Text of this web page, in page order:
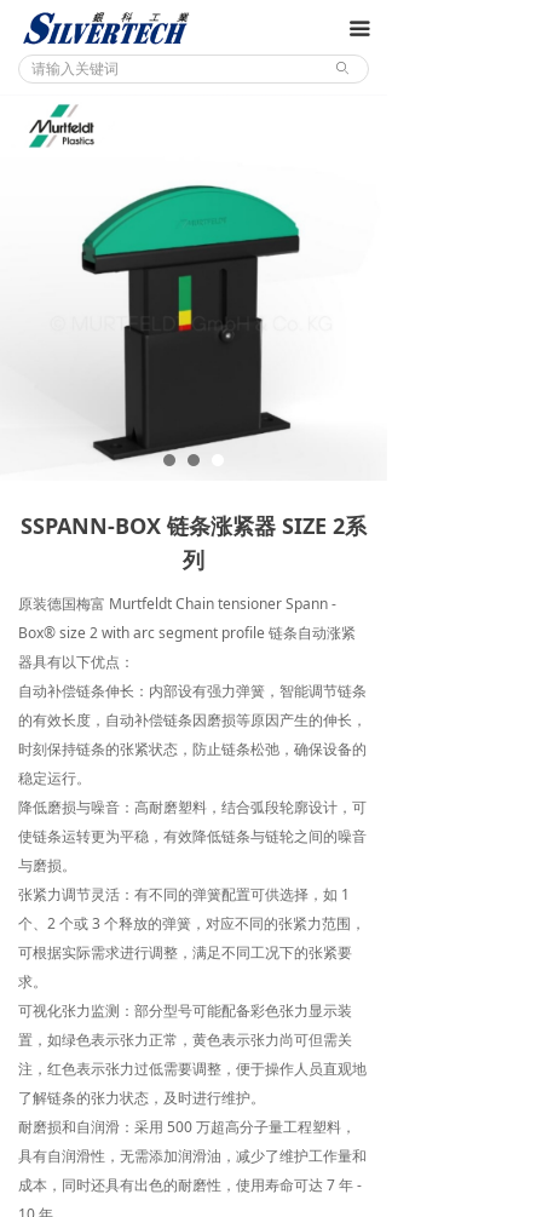
끀
ꄙ
SSPANN-BOX 链条涨紧器 SIZE 2系
列
原装德国梅富 Murtfeldt Chain tensioner Spann -
Box® size 2 with arc segment profile 链条自动涨紧
器具有以下优点：
自动补偿链条伸长：内部设有强力弹簧，智能调节链条
的有效长度，自动补偿链条因磨损等原因产生的伸长，
时刻保持链条的张紧状态，防止链条松弛，确保设备的
稳定运行。
降低磨损与噪音：高耐磨塑料，结合弧段轮廓设计，可
使链条运转更为平稳，有效降低链条与链轮之间的噪音
与磨损。
张紧力调节灵活：有不同的弹簧配置可供选择，如 1
个、2 个或 3 个释放的弹簧，对应不同的张紧力范围，
可根据实际需求进行调整，满足不同工况下的张紧要
求。
可视化张力监测：部分型号可能配备彩色张力显示装
置，如绿色表示张力正常，黄色表示张力尚可但需关
注，红色表示张力过低需要调整，便于操作人员直观地
了解链条的张力状态，及时进行维护。
耐磨损和自润滑：采用 500 万超高分子量工程塑料，
具有自润滑性，无需添加润滑油，减少了维护工作量和
成本，同时还具有出色的耐磨性，使用寿命可达 7 年 -